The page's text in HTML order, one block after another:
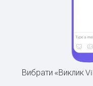
Вибрати «Виклик